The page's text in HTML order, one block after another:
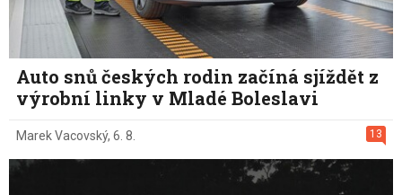
Auto snů českých rodin začíná sjíždět z
výrobní linky v Mladé Boleslavi
13
Marek Vacovský, 6. 8.